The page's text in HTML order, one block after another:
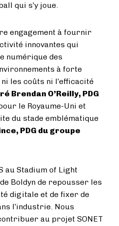
qui s’y joue.
engagement à fournir
innovantes qui
numérique des
à forte
les coûts ni l’efficacité
Brendan O’Reilly, PDG
le Royaume-Uni et
du stade emblématique
PDG du groupe
au Stadium of Light
Boldyn de repousser les
digitale et de fixer de
l’industrie. Nous
au projet SONET